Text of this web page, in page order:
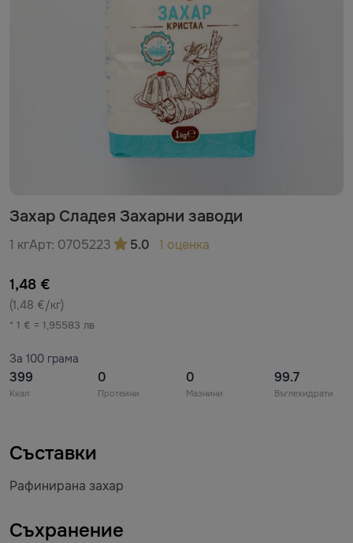
Захар Сладея Захарни заводи
1 кгАрт: 0705223 5.0 1 оценка
1,48 €
(1,48 €/кг)
* 1 € = 1,95583 лв
За 100 грама
399
Ккал
0
Протеини
0
Мазнини
99.7
Въглехидрати
Съставки
Рафинирана захар
Съхранение